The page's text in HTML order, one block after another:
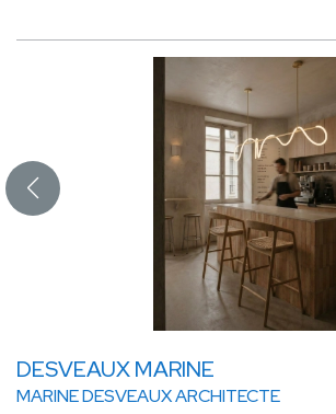
DESVEAUX MARINE
MARINE DESVEAUX ARCHITECTE